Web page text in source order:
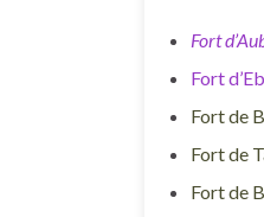
Fort
Fort
Fort de
Fort de
Fort de